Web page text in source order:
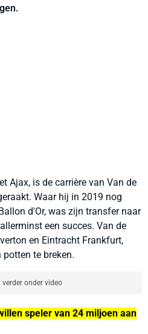
Ajax, is de carrière van Van de
Waar hij in 2019 nog
d'Or, was zijn transfer naar
een succes. Van de
en Eintracht Frankfurt,
te breken.
onder video
speler van 24 miljoen aan